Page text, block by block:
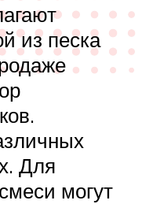
из песка
Для
могут